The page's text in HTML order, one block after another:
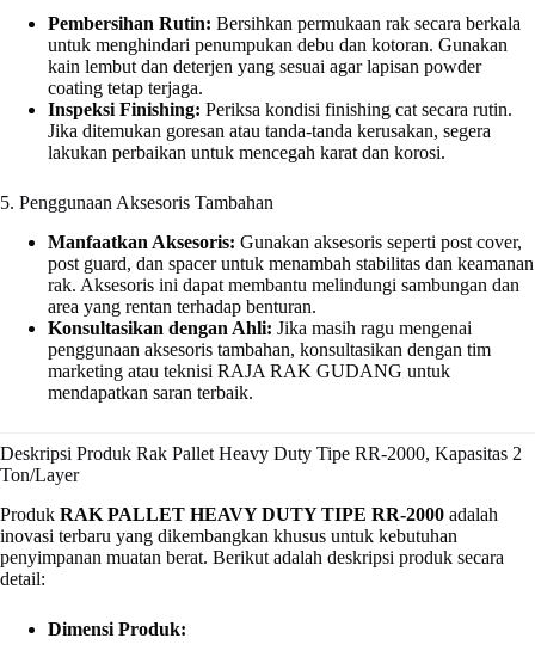
Pembersihan Rutin: Bersihkan permukaan rak secara berkala
untuk menghindari penumpukan debu dan kotoran. Gunakan
kain lembut dan deterjen yang sesuai agar lapisan powder
coating tetap terjaga.
Inspeksi Finishing: Periksa kondisi finishing cat secara rutin.
Jika ditemukan goresan atau tanda-tanda kerusakan, segera
lakukan perbaikan untuk mencegah karat dan korosi.
5. Penggunaan Aksesoris Tambahan
Manfaatkan Aksesoris: Gunakan aksesoris seperti post cover,
post guard, dan spacer untuk menambah stabilitas dan keamanan
rak. Aksesoris ini dapat membantu melindungi sambungan dan
area yang rentan terhadap benturan.
Konsultasikan dengan Ahli: Jika masih ragu mengenai
penggunaan aksesoris tambahan, konsultasikan dengan tim
marketing atau teknisi RAJA RAK GUDANG untuk
mendapatkan saran terbaik.
Deskripsi Produk Rak Pallet Heavy Duty Tipe RR-2000, Kapasitas 2
Ton/Layer
Produk RAK PALLET HEAVY DUTY TIPE RR-2000 adalah
inovasi terbaru yang dikembangkan khusus untuk kebutuhan
penyimpanan muatan berat. Berikut adalah deskripsi produk secara
detail:
Dimensi Produk: